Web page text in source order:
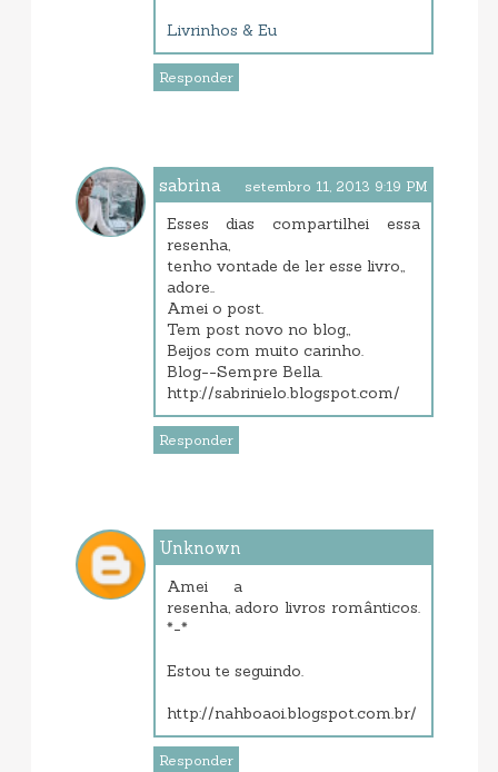
Livrinhos & Eu
Responder
sabrina setembro 11, 2013 9:19 PM
Esses dias compartilhei essa
resenha,
tenho vontade de ler esse livro,,
adore..
Amei o post.
Tem post novo no blog,,
Beijos com muito carinho.
Blog--Sempre Bella.
http://sabrinielo.blogspot.com/
Responder
Unknown
Amei a
resenha, adoro livros românticos.
*-*
Estou te seguindo.
http://nahboaoi.blogspot.com.br/
Responder